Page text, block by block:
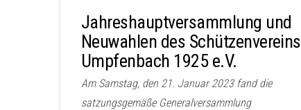
Jahreshauptversammlung und
Neuwahlen des Schützenvereins
Umpfenbach 1925 e.V.
Am Samstag, den 21. Januar 2023 fand die
satzungsgemäße Generalversammlung